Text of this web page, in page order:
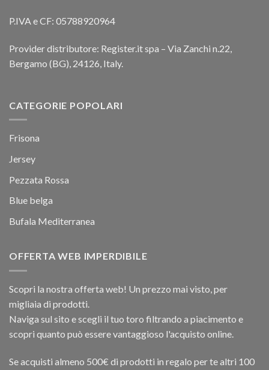
P.IVA e CF: 05788920964
Provider distributore: Register.it spa – Via Zanchi n.22,
Bergamo (BG), 24126, Italy.
CATEGORIE POPOLARI
Frisona
Jersey
Pezzata Rossa
Blue belga
Bufala Mediterranea
OFFERTA WEB IMPERDIBILE
Scopri la nostra offerta web! Un prezzo mai visto, per
migliaia di prodotti.
Naviga sul sito e scegli il tuo toro filtrando a piacimento e
scopri quanto può essere vantaggioso l'acquisto online.
Se acquisti almeno 500€ di prodotti in regalo per te altri 100